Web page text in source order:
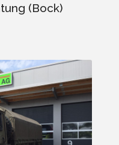
(Bock)